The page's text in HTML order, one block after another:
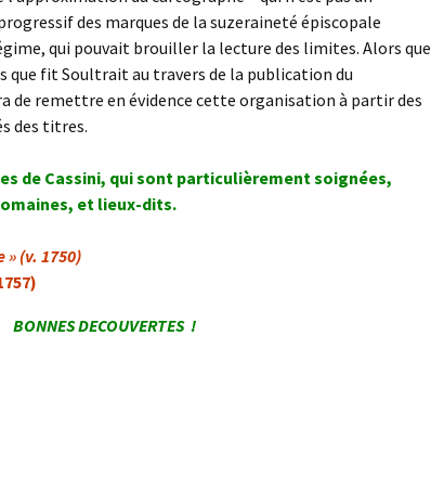
des marques de la suzeraineté épiscopale
qui pouvait brouiller la lecture des limites. Alors que
que fit Soultrait au travers de la publication du
de remettre en évidence cette organisation à partir des
des titres.
de Cassini, qui sont particulièrement soignées,
et lieux-dits.
» (v. 1750)
BONNES DECOUVERTES !